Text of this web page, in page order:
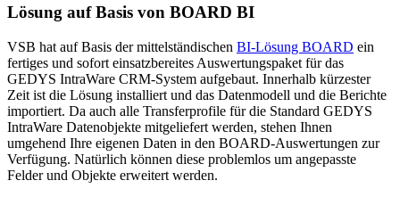
Lösung auf Basis von BOARD BI
VSB hat auf Basis der mittelständischen BI-Lösung BOARD ein
fertiges und sofort einsatzbereites Auswertungspaket für das
GEDYS IntraWare CRM-System aufgebaut. Innerhalb kürzester
Zeit ist die Lösung installiert und das Datenmodell und die Berichte
importiert. Da auch alle Transferprofile für die Standard GEDYS
IntraWare Datenobjekte mitgeliefert werden, stehen Ihnen
umgehend Ihre eigenen Daten in den BOARD-Auswertungen zur
Verfügung. Natürlich können diese problemlos um angepasste
Felder und Objekte erweitert werden.